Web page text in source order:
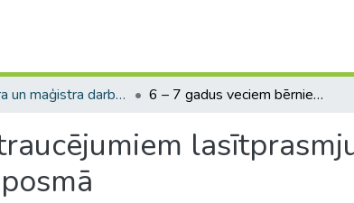
Bakalaura un maģistra darbi (PPMF) / Bachelor's and Master's theses 6 – 7 gadus veciem bērniem ar runas traucējumiem lasītprasmju attīstības didaktiskās iespējas ābeces posmā